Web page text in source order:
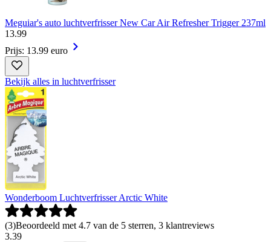
Meguiar's auto luchtverfrisser New Car Air Refresher Trigger 237ml
13.99
Prijs: 13.99 euro
Bekijk alles in luchtverfrisser
Wonderboom Luchtverfrisser Arctic White
(3)Beoordeeld met 4.7 van de 5 sterren, 3 klantreviews
3.39